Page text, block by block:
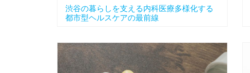
渋谷の暮らしを支える内科医療多様化する
都市型ヘルスケアの最前線